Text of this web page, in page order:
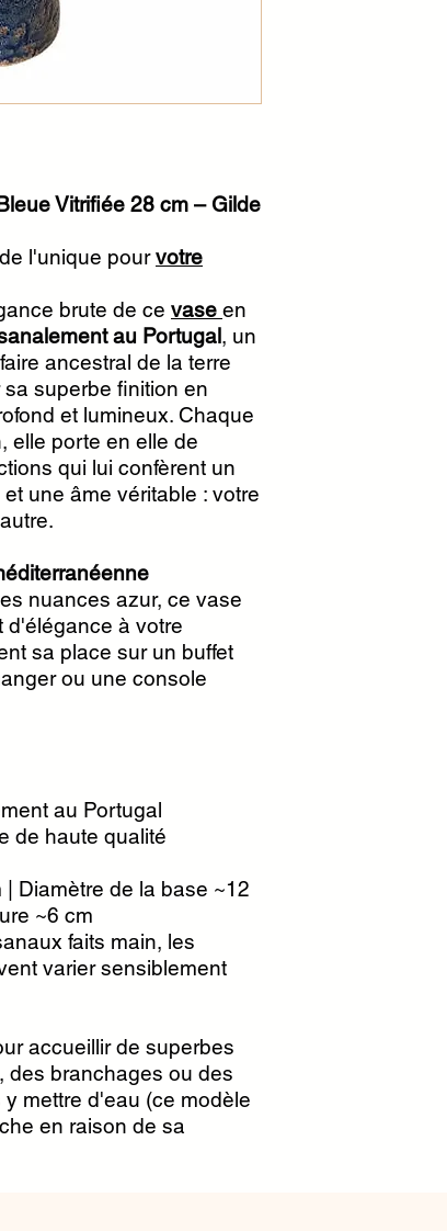
Vitrifiée 28 cm – Gilde
l'unique pourvotre
brute de ce vase en
au Portugal, un
ancestral de la terre
superbe finition en
et lumineux. Chaque
elle porte en elle de
qui lui confèrent un
une âme véritable : votre
nuances azur, ce vase
d'élégance à votre
sa place sur un buffet
ou une console
au Portugal
de haute qualité
Diamètre de la base ~12
~6 cm
faits main, les
varier sensiblement
accueillir de superbes
des branchages ou des
mettre d'eau (ce modèle
en raison de sa